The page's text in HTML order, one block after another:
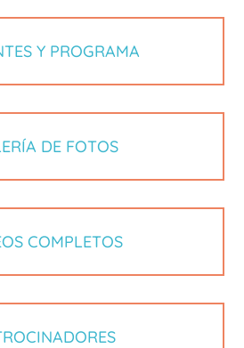
Y PROGRAMA
DE FOTOS
COMPLETOS